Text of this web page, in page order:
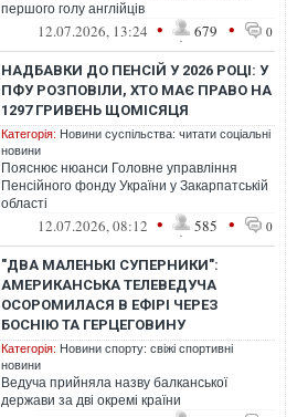
першого голу англійців
12.07.2026, 13:24 • 679 • 0
НАДБАВКИ ДО ПЕНСІЙ У 2026 РОЦІ: У
ПФУ РОЗПОВІЛИ, ХТО МАЄ ПРАВО НА
1297 ГРИВЕНЬ ЩОМІСЯЦЯ
Категорія: Новини суспільства: читати соціальні
новини
Пояснює нюанси Головне управління
Пенсійного фонду України у Закарпатській
області
12.07.2026, 08:12 • 585 • 0
"ДВА МАЛЕНЬКІ СУПЕРНИКИ":
АМЕРИКАНСЬКА ТЕЛЕВЕДУЧА
ОСОРОМИЛАСЯ В ЕФІРІ ЧЕРЕЗ
БОСНІЮ ТА ГЕРЦЕГОВИНУ
Категорія: Новини спорту: свіжі спортивні
новини
Ведуча прийняла назву балканської
держави за дві окремі країни